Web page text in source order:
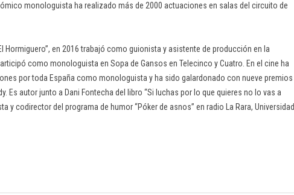
monologuista ha realizado más de 2000 actuaciones en salas del circuito de
en 2016 trabajó como guionista y asistente de producción en la
como monologuista en Sopa de Gansos en Telecinco y Cuatro. En el cine ha
por toda España como monologuista y ha sido galardonado con nueve premios
autor junto a Dani Fontecha del libro “Si luchas por lo que quieres no lo vas a
codirector del programa de humor “Póker de asnos” en radio La Rara, Universidad